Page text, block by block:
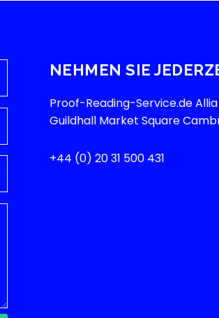
NEHMEN SIE
Proof-Reading-Service.de
Guildhall Market Square
+44 (0) 20 31 500 431